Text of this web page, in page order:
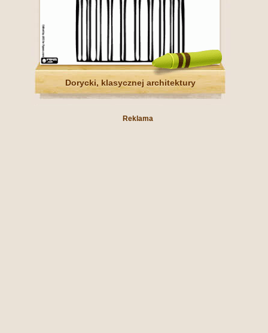
Dorycki, klasycznej architektury
Reklama